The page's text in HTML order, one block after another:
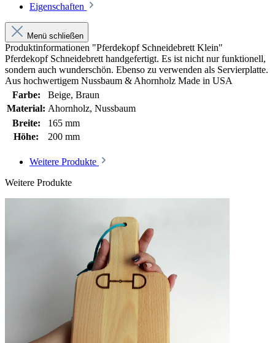
Eigenschaften
Menü schließen
Produktinformationen "Pferdekopf Schneidebrett Klein"
Pferdekopf Schneidebrett handgefertigt. Es ist nicht nur funktionell,
sondern auch wunderschön. Ebenso zu verwenden als Servierplatte.
Aus hochwertigem Nussbaum & Ahornholz Made in USA
Farbe:
Beige, Braun
Material: Ahornholz, Nussbaum
Breite:
165 mm
Höhe:
200 mm
Weitere Produkte
Weitere Produkte